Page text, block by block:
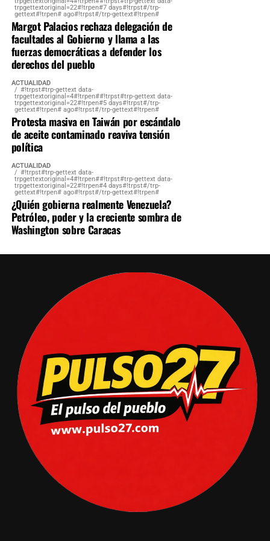
trpgettextoriginal=22#!trpen#7 days#!trpst#/trp-
gettext#!trpen# ago#!trpst#/trp-gettext#!trpen#
Margot Palacios rechaza delegación de
facultades al Gobierno y llama a las
fuerzas democráticas a defender los
derechos del pueblo
ACTUALIDAD
#!trpst#trp-gettext data-
trpgettextoriginal=4#!trpen##!trpst#trp-gettext data-
trpgettextoriginal=22#!trpen#5 days#!trpst#/trp-
gettext#!trpen# ago#!trpst#/trp-gettext#!trpen#
Protesta masiva en Taiwán por escándalo
de aceite contaminado reaviva tensión
política
ACTUALIDAD
#!trpst#trp-gettext data-
trpgettextoriginal=4#!trpen##!trpst#trp-gettext data-
trpgettextoriginal=22#!trpen#4 days#!trpst#/trp-
gettext#!trpen# ago#!trpst#/trp-gettext#!trpen#
¿Quién gobierna realmente Venezuela?
Petróleo, poder y la creciente sombra de
Washington sobre Caracas